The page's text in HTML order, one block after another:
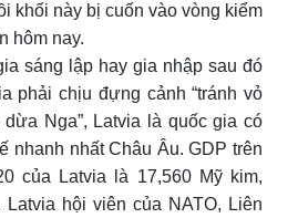
khối này bị cuốn vào vòng kiểm
hôm nay.
sáng lập hay gia nhập sau đó
phải chịu đựng cảnh “tránh vỏ
Nga”, Latvia là quốc gia có
nhanh nhất Châu Âu. GDP trên
của Latvia là 17,560 Mỹ kim,
hội viên của NATO, Liên